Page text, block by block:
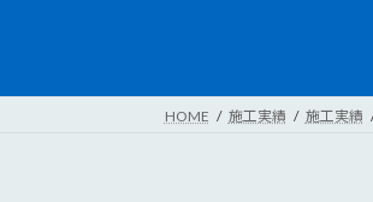
HOME 施工実績 施工実績